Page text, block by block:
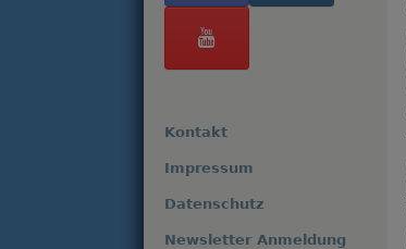
Kontakt
Impressum
Datenschutz
Newsletter Anmeldung